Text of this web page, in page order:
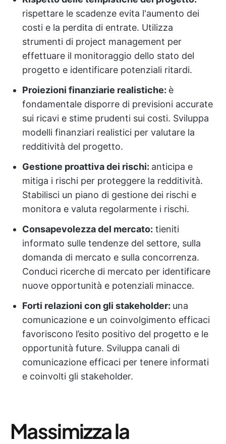
rispettare le scadenze evita l'aumento dei
costi e la perdita di entrate. Utilizza
strumenti di project management per
effettuare il monitoraggio dello stato del
progetto e identificare potenziali ritardi.
Proiezioni finanziarie realistiche: è
fondamentale disporre di previsioni accurate
sui ricavi e stime prudenti sui costi. Sviluppa
modelli finanziari realistici per valutare la
redditività del progetto.
Gestione proattiva dei rischi: anticipa e
mitiga i rischi per proteggere la redditività.
Stabilisci un piano di gestione dei rischi e
monitora e valuta regolarmente i rischi.
Consapevolezza del mercato: tieniti
informato sulle tendenze del settore, sulla
domanda di mercato e sulla concorrenza.
Conduci ricerche di mercato per identificare
nuove opportunità e potenziali minacce.
Forti relazioni con gli stakeholder: una
comunicazione e un coinvolgimento efficaci
favoriscono l’esito positivo del progetto e le
opportunità future. Sviluppa canali di
comunicazione efficaci per tenere informati
e coinvolti gli stakeholder.
Massimizza la